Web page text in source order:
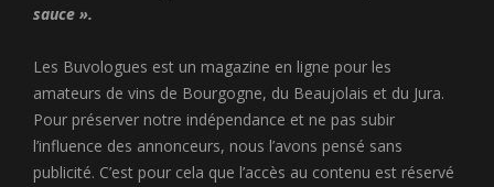
sauce ».
Les Buvologues est un magazine en ligne pour les
amateurs de vins de Bourgogne, du Beaujolais et du Jura.
Pour préserver notre indépendance et ne pas subir
l’influence des annonceurs, nous l’avons pensé sans
publicité. C’est pour cela que l’accès au contenu est réservé